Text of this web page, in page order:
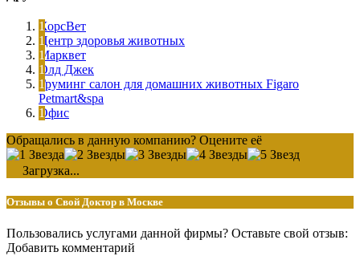
ХорсВет
Центр здоровья животных
Марквет
Олд Джек
Груминг салон для домашних животных Figaro
Petmart&spa
Офис
Обращались в данную компанию? Оцените её
Загрузка...
Отзывы о Свой Доктор в Москве
Пользовались услугами данной фирмы? Оставьте свой отзыв:
Добавить комментарий